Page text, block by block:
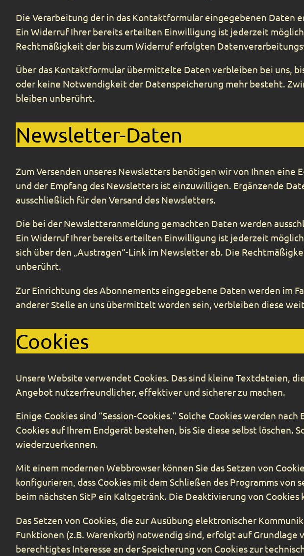
Die Verarbeitung der in das Kontaktformular eingegebenen Daten
Ein Widerruf Ihrer bereits erteilten Einwilligung ist jederzeit
Rechtmäßigkeit der bis zum Widerruf erfolgten
Über das Kontaktformular übermittelte Daten verbleiben bei uns,
oder keine Notwendigkeit der Datenspeicherung mehr besteht.
bleiben unberührt.
Newsletter-Daten
Zum Versenden unseres Newsletters benötigen wir von Ihnen eine
und der Empfang des Newsletters ist einzuwilligen. Ergänzende
ausschließlich für den Versand des Newsletters.
Die bei der Newsletteranmeldung gemachten Daten werden
Ein Widerruf Ihrer bereits erteilten Einwilligung ist jederzeit
sich über den „Austragen“-Link im Newsletter ab. Die
unberührt.
Zur Einrichtung des Abonnements eingegebene Daten werden im
anderer Stelle an uns übermittelt worden sein, verbleiben diese
Cookies
Unsere Website verwendet Cookies. Das sind kleine Textdateien,
Angebot nutzerfreundlicher, effektiver und sicherer zu machen.
Einige Cookies sind “Session-Cookies.” Solche Cookies werden
Cookies auf Ihrem Endgerät bestehen, bis Sie diese selbst löschen.
wiederzuerkennen.
Mit einem modernen Webbrowser können Sie das Setzen von
konfigurieren, dass Cookies mit dem Schließen des Programms
beim nächsten SitP ein Kaltgetränk. Die Deaktivierung von
Das Setzen von Cookies, die zur Ausübung elektronischer
Funktionen (z.B. Warenkorb) notwendig sind, erfolgt auf Grundlage
berechtigtes Interesse an der Speicherung von Cookies zur